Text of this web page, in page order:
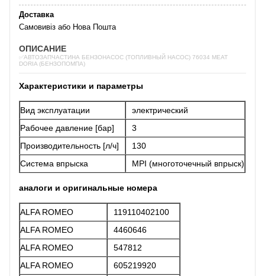
Доставка
Самовивіз або Нова Пошта
ОПИСАНИЕ
✅АВТОЗАПЧАСТИНА БЕНЗОНАСОС (ТОПЛИВНЫЙ НАСОС) 76034 MEAT
DORIA (БЕНЗОПОМПА)
Характеристики и параметры
Вид эксплуатации
электрический
Рабочее давление [бар]
3
Производительность [л/ч]
130
Система впрыска
MPI (многоточечный впрыск)
аналоги и оригинальные номера
ALFA ROMEO
119110402100
ALFA ROMEO
4460646
ALFA ROMEO
547812
ALFA ROMEO
605219920